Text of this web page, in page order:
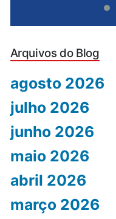
Arquivos do Blog
agosto 2026
julho 2026
junho 2026
maio 2026
abril 2026
março 2026